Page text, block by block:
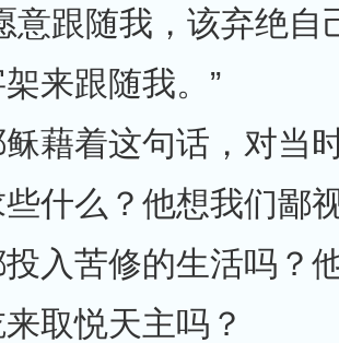
意跟随我，该弃绝自
来跟随我。”
藉着这句话，对当
什么？他想我们鄙
入苦修的生活吗？
取悦天主吗？